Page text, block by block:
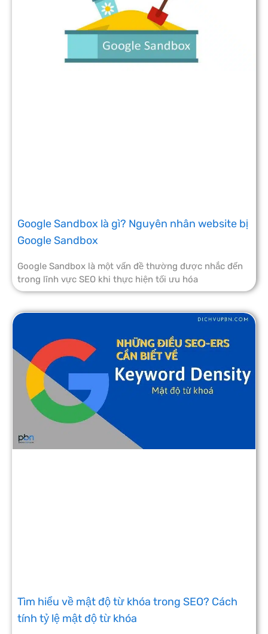
Google Sandbox là gì? Nguyên nhân website bị
Google Sandbox
Google Sandbox là một vấn đề thường được nhắc đến
trong lĩnh vực SEO khi thực hiện tối ưu hóa
Tìm hiểu về mật độ từ khóa trong SEO? Cách
tính tỷ lệ mật độ từ khóa